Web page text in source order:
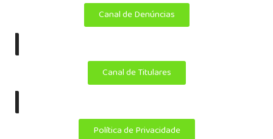
Canal de Denúncias
|
Canal de Titulares
|
Política de Privacidade